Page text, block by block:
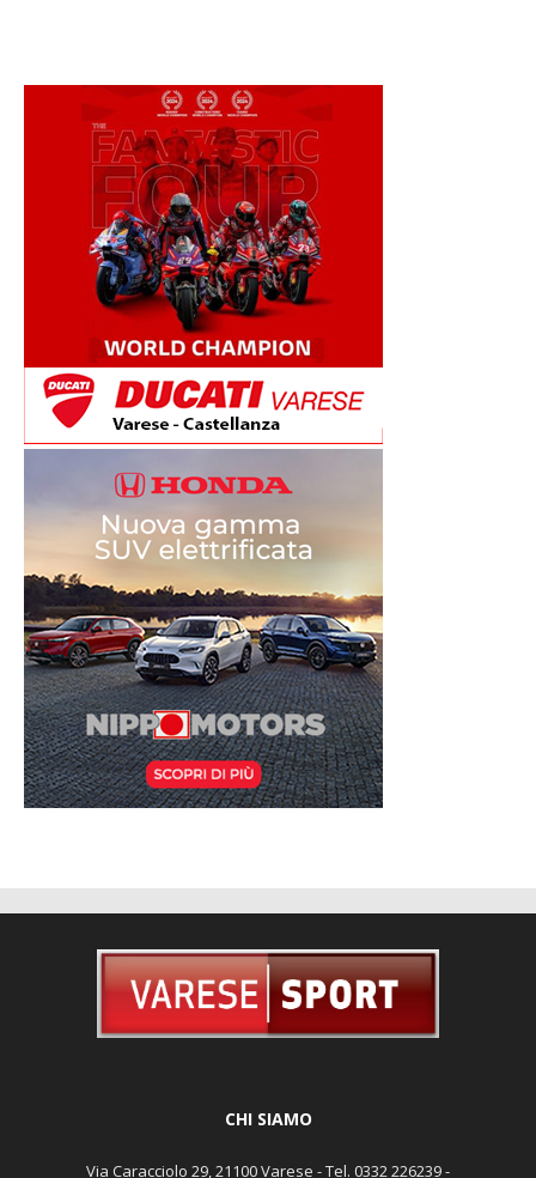
CHI SIAMO
Via Caracciolo 29, 21100 Varese - Tel. 0332 226239 -